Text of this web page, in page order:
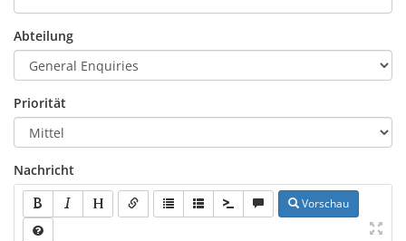
Abteilung
Priorität
Nachricht
Vorschau